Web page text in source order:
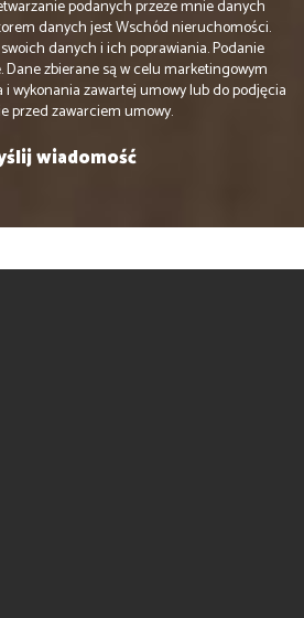
podanych przeze mnie danych
danych jest Wschód nieruchomości.
danych i ich poprawiania. Podanie
zbierane są w celu marketingowym
wykonania zawartej umowy lub do podjęcia
przed zawarciem umowy.